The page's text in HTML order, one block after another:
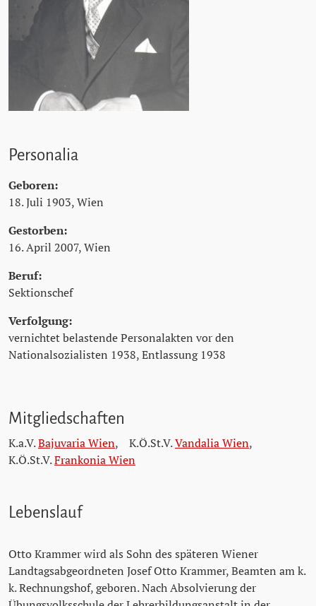
Personalia
Geboren:
18. Juli 1903, Wien
Gestorben:
16. April 2007, Wien
Beruf:
Sektionschef
Verfolgung:
vernichtet belastende Personalakten vor den
Nationalsozialisten 1938, Entlassung 1938
Mitgliedschaften
K.a.V.Bajuvaria Wien, K.Ö.St.V.Vandalia Wien,
K.Ö.St.V.Frankonia Wien
Lebenslauf
Otto Krammer wird als Sohn des späteren Wiener
Landtagsabgeordneten Josef Otto Krammer, Beamten am k.
k. Rechnungshof, geboren. Nach Absolvierung der